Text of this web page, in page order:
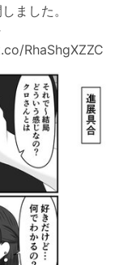
ました。
RhaShgXZZC